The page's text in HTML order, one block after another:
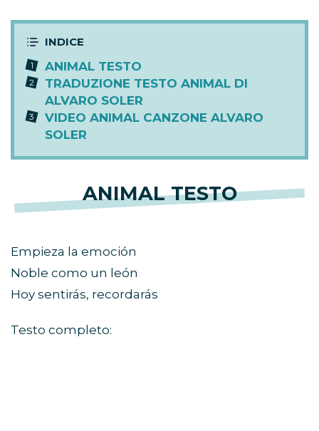
ANIMAL TESTO
TRADUZIONE TESTO ANIMAL DI
ALVARO SOLER
VIDEO ANIMAL CANZONE ALVARO
SOLER
ANIMAL TESTO
Empieza la emoción
Noble como un león
Hoy sentirás, recordarás
Testo completo: